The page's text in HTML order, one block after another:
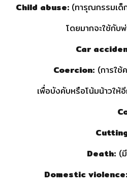
Child abuse: (ทารุณกรรมเด็
โดยมากจะใช้กับ
Car
Coercion:(การใช้
เพื่อบังคับหรือโน้มน้าวให้
Death: (
Domestic violence: